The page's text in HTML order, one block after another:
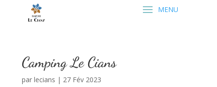
Camping Le Cians
par lecians | 27 Fév 2023